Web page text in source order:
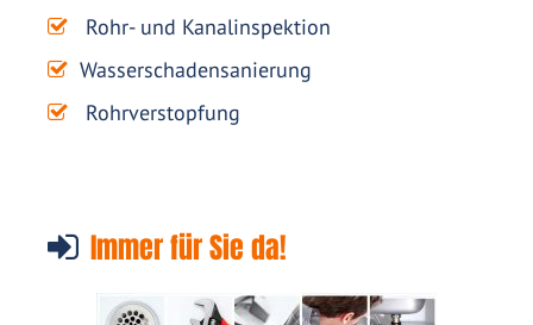
Rohr- und Kanalinspektion
Wasserschadensanierung
Rohrverstopfung
Immer für Sie da!